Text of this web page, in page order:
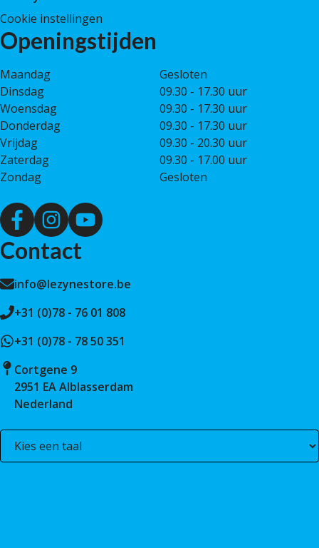
Cookie instellingen
Openingstijden
Maandag
Gesloten
Dinsdag
09.30 - 17.30 uur
Woensdag
09.30 - 17.30 uur
Donderdag
09.30 - 17.30 uur
Vrijdag
09.30 - 20.30 uur
Zaterdag
09.30 - 17.00 uur
Zondag
Gesloten
Contact
info@lezynestore.be
+31 (0)78 - 76 01 808
+31 (0)78 - 78 50 351
Cortgene 9
2951 EA Alblasserdam
Nederland